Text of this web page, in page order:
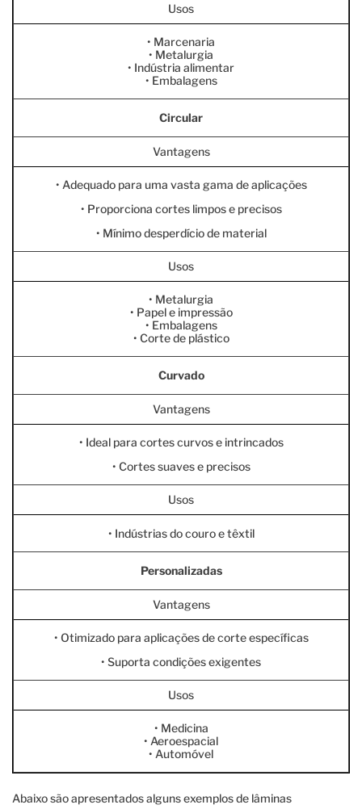
Usos
• Marcenaria
• Metalurgia
• Indústria alimentar
• Embalagens
Circular
Vantagens
• Adequado para uma vasta gama de aplicações
• Proporciona cortes limpos e precisos
• Mínimo desperdício de material
Usos
• Metalurgia
• Papel e impressão
• Embalagens
• Corte de plástico
Curvado
Vantagens
• Ideal para cortes curvos e intrincados
• Cortes suaves e precisos
Usos
• Indústrias do couro e têxtil
Personalizadas
Vantagens
• Otimizado para aplicações de corte específicas
• Suporta condições exigentes
Usos
• Medicina
• Aeroespacial
• Automóvel
Abaixo são apresentados alguns exemplos de lâminas